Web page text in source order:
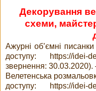
Декорування
схеми,
Ажурні об’ємні
доступу: https://idei-
звернення: 30.03.2020).
Велетенська
доступу: https://idei-